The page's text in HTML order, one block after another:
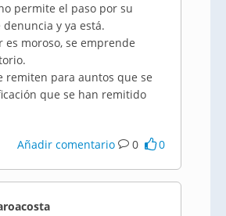
permite el paso por su
y ya está.
es moroso, se emprende
remiten para auntos que se
que se han remitido
Añadir comentario 0 0